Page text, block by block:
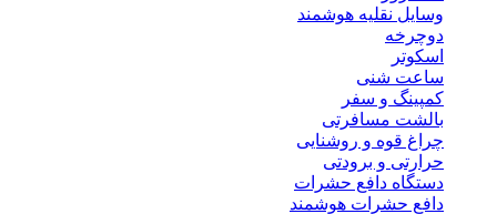
وسایل نقلیه هوشمند
دوچرخه
اسکوتر
ساعت شنی
کمپینگ و سفر
بالشت مسافرتی
چراغ قوه و روشنایی
حرارتی و برودتی
دستگاه دافع حشرات
دافع حشرات هوشمند